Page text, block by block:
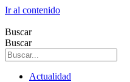
Ir al contenido
Buscar
Buscar
Actualidad